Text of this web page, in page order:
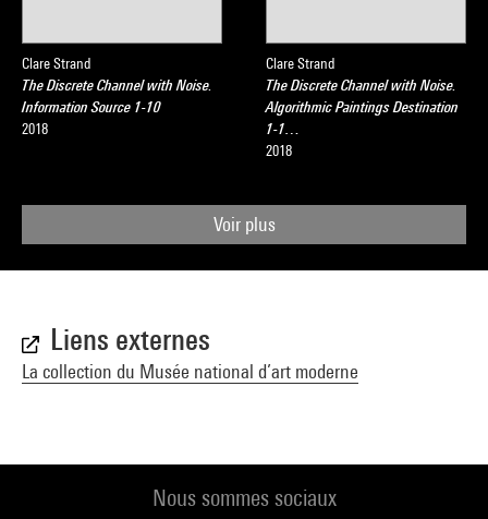
Clare Strand
The Discrete Channel with Noise.
Information Source 1-10
2018
Clare Strand
The Discrete Channel with Noise.
Algorithmic Paintings Destination
1-1…
2018
Voir plus
Liens externes
La collection du Musée national d’art moderne
Nous sommes sociaux